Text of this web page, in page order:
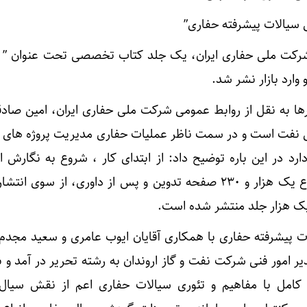
پیشرفته حفاری”
ملی حفاری ایران، یک جلد کتاب تخصصی تحت عنوان
بازار نشر شد.
به نقل از روابط عمومی شرکت ملی حفاری ایران، امین
است و در سمت ناظر عملیات حفاری مدیریت پروژه های
دارد در این باره توضیح داد: از ابتدای کار ، شروع به
نمودم که در ۱۳ فصل با مجموع یک هزار و ۲۳۰ صفحه تدوین و پس از داوری، از
هزار جلد منتشر شده است.
حفاری با همکاری آقایان ایوب عامری و سعید
امور فنی شرکت نفت و گاز اروندان به رشته تحریر در آمد و
با مفاهیم و تئوری سیالات حفاری اعم از نقش